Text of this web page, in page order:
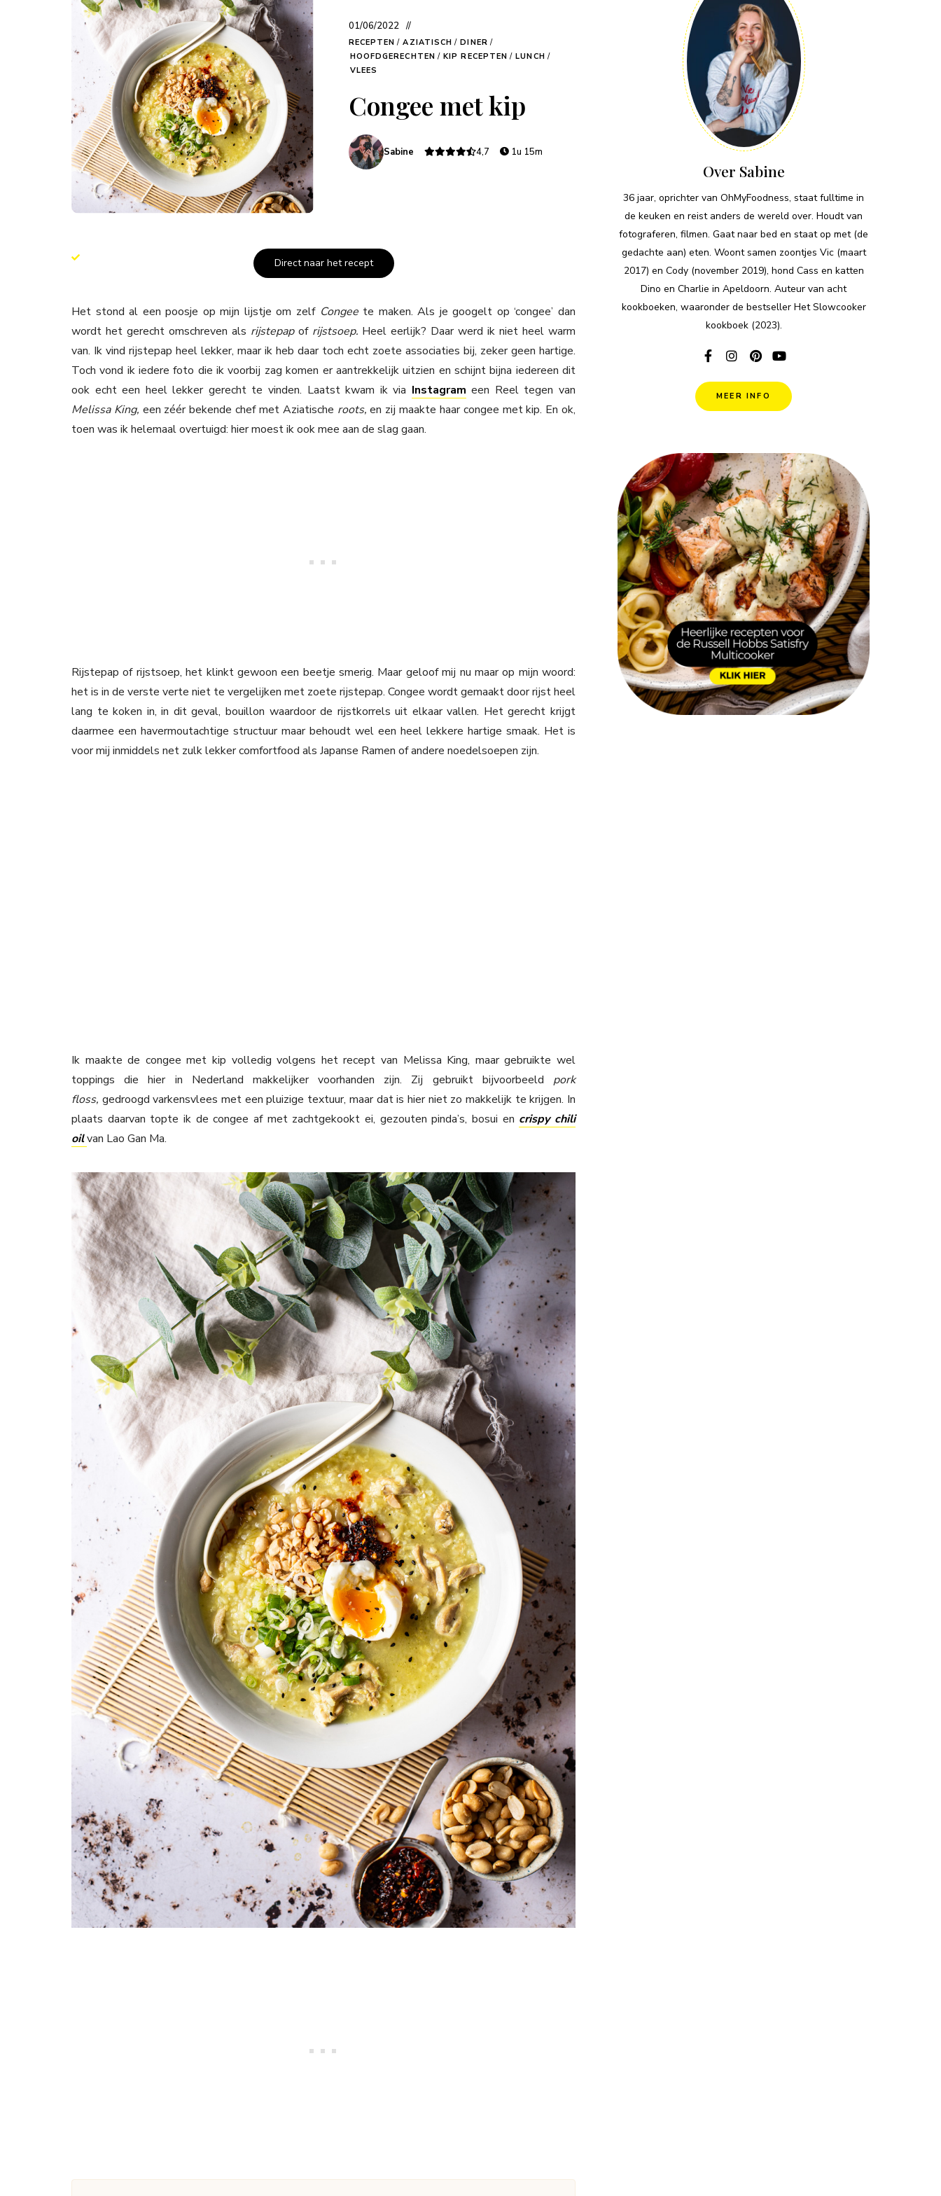
01/06/2022
RECEPTEN / AZIATISCH / DINER /
HOOFDGERECHTEN / KIP RECEPTEN / LUNCH /
VLEES
Congee met kip
Sabine 4,7 1u 15m
Direct naar het recept
Het stond al een poosje op mijn lijstje om zelf Congee te maken. Als je googelt op ‘congee’ dan
wordt het gerecht omschreven als rijstepap of rijstsoep. Heel eerlijk? Daar werd ik niet heel warm
van. Ik vind rijstepap heel lekker, maar ik heb daar toch echt zoete associaties bij, zeker geen hartige.
Toch vond ik iedere foto die ik voorbij zag komen er aantrekkelijk uitzien en schijnt bijna iedereen dit
ook echt een heel lekker gerecht te vinden. Laatst kwam ik via Instagram een Reel tegen van
Melissa King, een zéér bekende chef met Aziatische roots,en zij maakte haar congee met kip. En ok,
toen was ik helemaal overtuigd: hier moest ik ook mee aan de slag gaan.
Rijstepap of rijstsoep, het klinkt gewoon een beetje smerig. Maar geloof mij nu maar op mijn woord:
het is in de verste verte niet te vergelijken met zoete rijstepap. Congee wordt gemaakt door rijst heel
lang te koken in, in dit geval, bouillon waardoor de rijstkorrels uit elkaar vallen. Het gerecht krijgt
daarmee een havermoutachtige structuur maar behoudt wel een heel lekkere hartige smaak. Het is
voor mij inmiddels net zulk lekker comfortfood als Japanse Ramen of andere noedelsoepen zijn.
Ik maakte de congee met kip volledig volgens het recept van Melissa King, maar gebruikte wel
toppings die hier in Nederland makkelijker voorhanden zijn. Zij gebruikt bijvoorbeeld pork
floss, gedroogd varkensvlees met een pluizige textuur, maar dat is hier niet zo makkelijk te krijgen. In
plaats daarvan topte ik de congee af met zachtgekookt ei, gezouten pinda’s, bosui en crispy chili
oilvan Lao Gan Ma.
Over Sabine
36 jaar, oprichter van OhMyFoodness, staat fulltime in
de keuken en reist anders de wereld over. Houdt van
fotograferen, filmen. Gaat naar bed en staat op met (de
gedachte aan) eten. Woont samen zoontjes Vic (maart
2017) en Cody (november 2019), hond Cass en katten
Dino en Charlie in Apeldoorn. Auteur van acht
kookboeken, waaronder de bestseller Het Slowcooker
kookboek (2023).
MEER INFO